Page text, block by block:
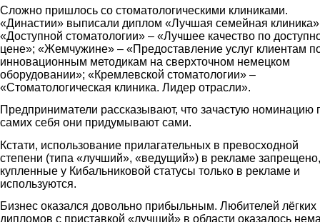
Сложно пришлось со стоматологическими клиниками.
«Династии» выписали диплом «Лучшая семейная
«Доступной стоматологии» – «Лучшее качество по
цене»; «Жемчужине» – «Предоставление услуг клиентам
инновационным методикам на сверхточном немецком
оборудовании»; «Кремлевской стоматологии» –
«Стоматологическая клиника. Лидер отрасли».
Предприниматели рассказывают, что зачастую номинацию
самих себя они придумывают сами.
Кстати, использование прилагательных в превосходной
степени (типа «лучший», «ведущий») в рекламе
купленные у Кибальниковой статусы только в рекламе и
используются.
Бизнес оказался довольно прибыльным. Любителей лёгких
дипломов с приставкой «лучший» в области оказалось